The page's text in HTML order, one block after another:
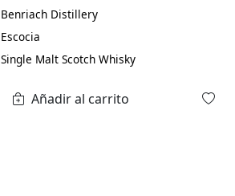
Benriach Distillery
Escocia
Single Malt Scotch Whisky
Añadir al carrito